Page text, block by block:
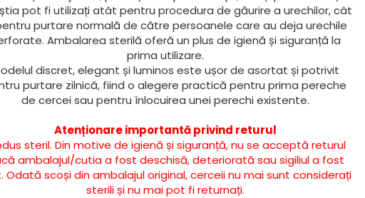
pot fi utilizați atât pentru procedura de găurire a urechilor, cât
purtare normală de către persoanele care au deja urechile
Ambalarea sterilă oferă un plus de igienă și siguranță la
prima utilizare.
discret, elegant și luminos este ușor de asortat și potrivit
purtare zilnică, fiind o alegere practică pentru prima pereche
de cercei sau pentru înlocuirea unei perechi existente.
Atenționare importantă privind returul
steril. Din motive de igienă și siguranță, nu se acceptă returul
ambalajul/cutia a fost deschisă, deteriorată sau sigiliul a fost
Odată scoși din ambalajul original, cerceii nu mai sunt considerați
sterili și nu mai pot fi returnați.